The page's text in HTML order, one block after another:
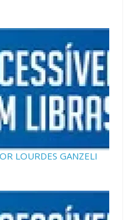
LOURDES GANZELI